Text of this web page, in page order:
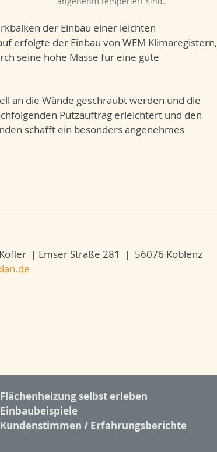
der Einbau einer leichten
erfolgte der Einbau von WEM Klimaregistern,
seine hohe Masse für eine gute
an die Wände geschraubt werden und die
Putzauftrag erleichtert und den
schafft ein besonders angenehmes
| Emser Straße 281 | 56076 Koblenz
Flächenheizung selbst erleben
Einbaubeispiele
Kundenstimmen / Erfahrungsberichte